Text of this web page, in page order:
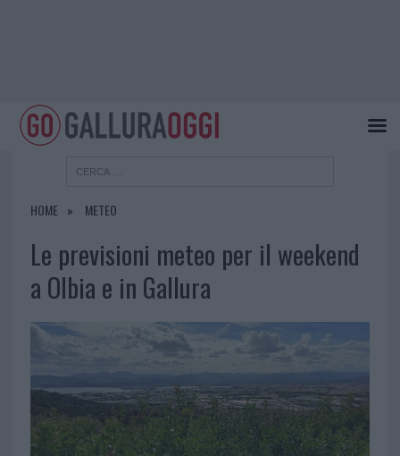
HOME METEO
Le previsioni meteo per il weekend
a Olbia e in Gallura